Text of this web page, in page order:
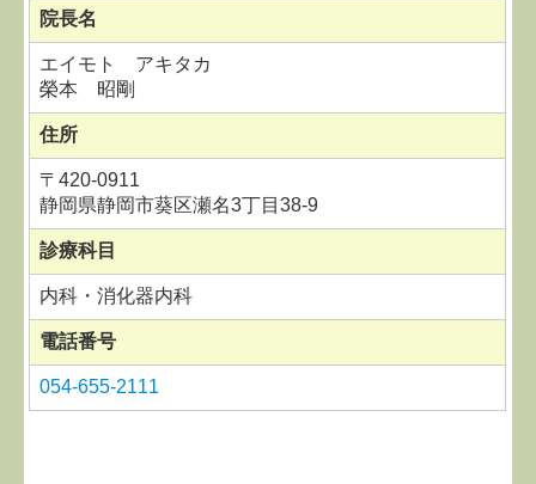
院長名
エイモト アキタカ
榮本 昭剛
住所
〒420-0911
静岡県静岡市葵区瀬名3丁目38-9
診療科目
内科・消化器内科
電話番号
054-655-2111